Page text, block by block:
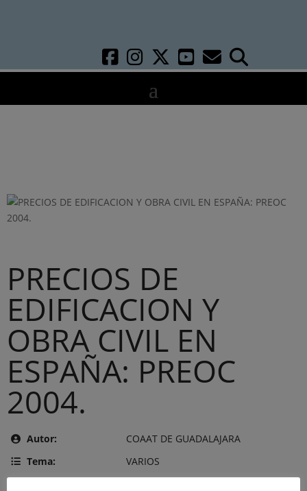
PRECIOS DE
EDIFICACION Y
OBRA CIVIL EN
ESPAÑA: PREOC
2004.
Autor:
COAAT DE GUADALAJARA
Tema:
VARIOS